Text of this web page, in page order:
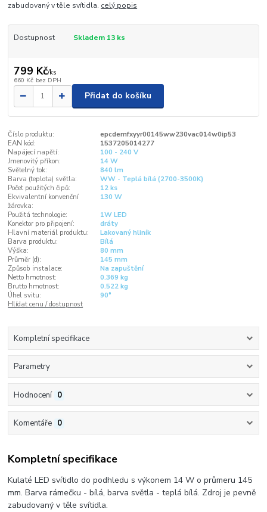
zabudovaný v těle svítidla. celý popis
Dostupnost Skladem 13 ks
799 Kč/ks
660 Kč bez DPH
Přidat do košíku
Číslo produktu:
epcdemfxyyr00145ww230vac014w0ip53
EAN kód:
1537205014277
Napájecí napětí:
100 - 240 V
Jmenovitý příkon:
14 W
Světelný tok:
840 lm
Barva (teplota) světla:
WW - Teplá bílá (2700-3500K)
Počet použitých čipů:
12 ks
Ekvivalentní konvenční
žárovka:
130 W
Použitá technologie:
1W LED
Konektor pro připojení:
dráty
Hlavní materiál produktu:
Lakovaný hliník
Barva produktu:
Bílá
Výška:
80 mm
Průměr (d):
145 mm
Způsob instalace:
Na zapuštění
Netto hmotnost:
0.369 kg
Brutto hmotnost:
0.522 kg
Úhel svitu:
90°
Hlídat cenu / dostupnost
Kompletní specifikace
Parametry
Hodnocení 0
Komentáře 0
Kompletní specifikace
Kulaté LED svítidlo do podhledu s výkonem 14 W o průmeru 145
mm. Barva rámečku - bílá, barva světla - teplá bílá. Zdroj je pevně
zabudovaný v těle svítidla.